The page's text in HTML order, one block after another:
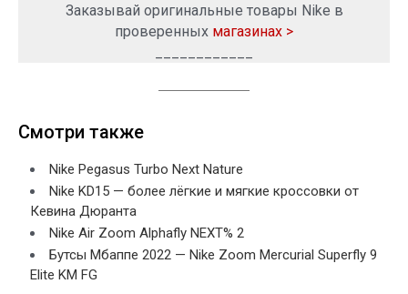
Заказывай оригинальные товары Nike в
проверенных магазинах >
Смотри также
Nike Pegasus Turbo Next Nature
Nike KD15 — более лёгкие и мягкие кроссовки от
Кевина Дюранта
Nike Air Zoom Alphafly NEXT% 2
Бутсы Мбаппе 2022 — Nike Zoom Mercurial Superfly 9
Elite KM FG